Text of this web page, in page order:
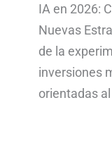
IA en 2026:
Nuevas
de la
inversiones
orientadas al